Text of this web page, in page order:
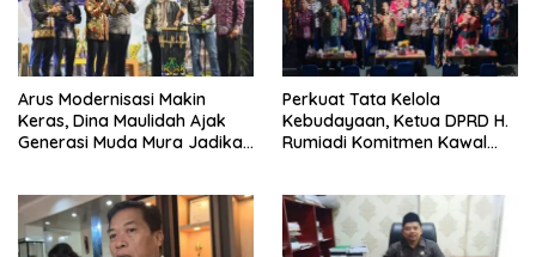
Arus Modernisasi Makin
Keras, Dina Maulidah Ajak
Generasi Muda Mura Jadikan
Perkuat Tata Kelola
Kebudayaan, Ketua DPRD H.
Rumiadi Komitmen Kawal